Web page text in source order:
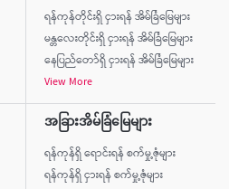
ရန်ကုန်တိုင်းရှိ ငှားရန် အိမ်ခြံမြေများ
မန္တလေးတိုင်းရှိ ငှားရန် အိမ်ခြံမြေများ
နေပြည်တော်ရှိ ငှားရန် အိမ်ခြံမြေများ
View More
အခြားအိမ်ခြံမြေများ
ရန်ကုန်ရှိ ရောင်းရန် စက်မှု့ဇုံများ
ရန်ကုန်ရှိ ငှားရန် စက်မှု့ဇုံများ